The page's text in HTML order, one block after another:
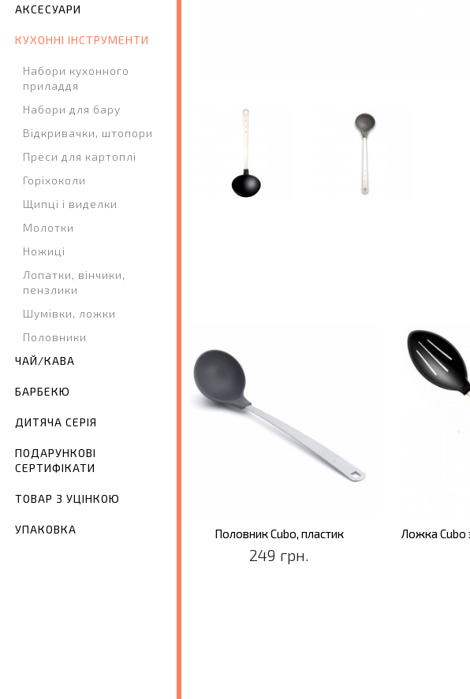
АКСЕСУАРИ
КУХОННІ ІНСТРУМЕНТИ
Набори кухонного
приладдя
Набори для бару
Відкривачки, штопори
Преси для картоплі
Горіхоколи
Щипці і виделки
Молотки
Ножиці
Лопатки, вінчики,
пензлики
Шумівки, ложки
Половники
ЧАЙ/КАВА
БАРБЕКЮ
ДИТЯЧА СЕРІЯ
ПОДАРУНКОВІ
СЕРТИФІКАТИ
ТОВАР З УЦІНКОЮ
УПАКОВКА Половник Cubo, пластик
249 грн.